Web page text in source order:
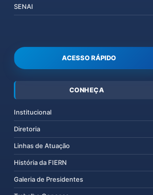
SENAI
ACESSO RÁPIDO
CONHEÇA
Institucional
Diretoria
Linhas de Atuação
História da FIERN
Galeria de Presidentes